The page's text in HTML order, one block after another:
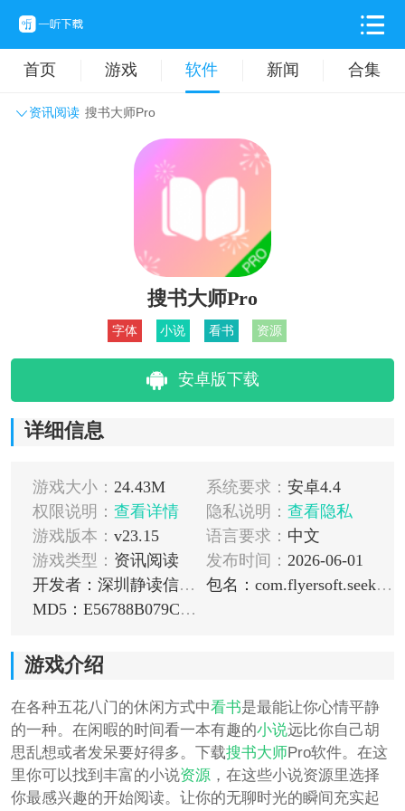
首页 游戏 软件 新闻 合集
资讯阅读 搜书大师Pro
主题壁纸 旅游出行
拍摄美化 时尚购物
搜书大师Pro
字体 小说 看书 资源
安卓版下载
详细信息
游戏大小： 24.43M 系统要求： 安卓4.4
权限说明： 查看详情 隐私说明： 查看隐私
游戏版本： v23.15 语言要求： 中文
游戏类型： 资讯阅读 发布时间： 2026-06-01
开发者：深圳静读信息技术有限公司
包名：com.flyersoft.seekbooks
MD5：E56788B079CCF22C0F95533943B39493
游戏介绍
在各种五花八门的休闲方式中看书是最能让你心情平静
的一种。在闲暇的时间看一本有趣的小说远比你自己胡
思乱想或者发呆要好得多。下载搜书大师Pro软件。在这
里你可以找到丰富的小说资源，在这些小说资源里选择
你最感兴趣的开始阅读。让你的无聊时光的瞬间充实起